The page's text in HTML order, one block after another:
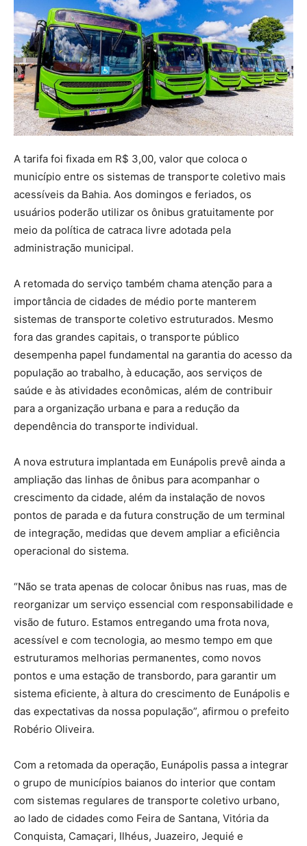
A tarifa foi fixada em R$ 3,00, valor que coloca o
município entre os sistemas de transporte coletivo mais
acessíveis da Bahia. Aos domingos e feriados, os
usuários poderão utilizar os ônibus gratuitamente por
meio da política de catraca livre adotada pela
administração municipal.
A retomada do serviço também chama atenção para a
importância de cidades de médio porte manterem
sistemas de transporte coletivo estruturados. Mesmo
fora das grandes capitais, o transporte público
desempenha papel fundamental na garantia do acesso da
população ao trabalho, à educação, aos serviços de
saúde e às atividades econômicas, além de contribuir
para a organização urbana e para a redução da
dependência do transporte individual.
A nova estrutura implantada em Eunápolis prevê ainda a
ampliação das linhas de ônibus para acompanhar o
crescimento da cidade, além da instalação de novos
pontos de parada e da futura construção de um terminal
de integração, medidas que devem ampliar a eficiência
operacional do sistema.
“Não se trata apenas de colocar ônibus nas ruas, mas de
reorganizar um serviço essencial com responsabilidade e
visão de futuro. Estamos entregando uma frota nova,
acessível e com tecnologia, ao mesmo tempo em que
estruturamos melhorias permanentes, como novos
pontos e uma estação de transbordo, para garantir um
sistema eficiente, à altura do crescimento de Eunápolis e
das expectativas da nossa população”, afirmou o prefeito
Robério Oliveira.
Com a retomada da operação, Eunápolis passa a integrar
o grupo de municípios baianos do interior que contam
com sistemas regulares de transporte coletivo urbano,
ao lado de cidades como Feira de Santana, Vitória da
Conquista, Camaçari, Ilhéus, Juazeiro, Jequié e